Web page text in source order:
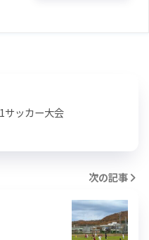
サッカー大会
次の記事